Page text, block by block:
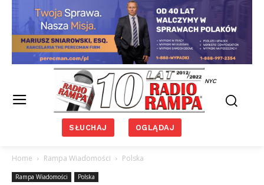
NYC
SŁUCHAJ OGLĄDAJ
Home Rampa Wiadomości Polska
Rampa Wiadomości Polska